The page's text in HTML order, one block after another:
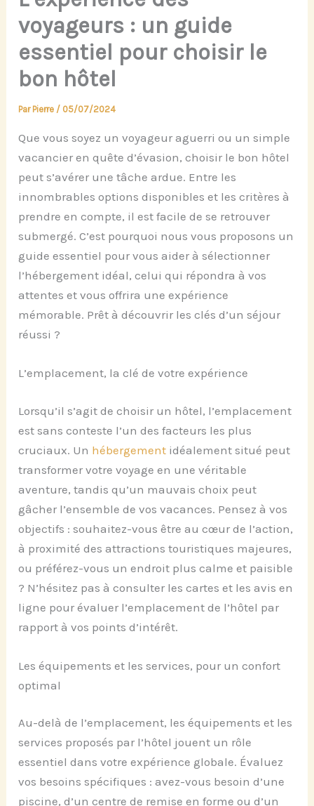
voyageurs : un guide
essentiel pour choisir le
bon hôtel
Par Pierre / 05/07/2024
Que vous soyez un voyageur aguerri ou un simple
vacancier en quête d’évasion, choisir le bon hôtel
peut s’avérer une tâche ardue. Entre les
innombrables options disponibles et les critères à
prendre en compte, il est facile de se retrouver
submergé. C’est pourquoi nous vous proposons un
guide essentiel pour vous aider à sélectionner
l’hébergement idéal, celui qui répondra à vos
attentes et vous offrira une expérience
mémorable. Prêt à découvrir les clés d’un séjour
réussi ?
L’emplacement, la clé de votre expérience
Lorsqu’il s’agit de choisir un hôtel, l’emplacement
est sans conteste l’un des facteurs les plus
cruciaux. Un hébergement idéalement situé peut
transformer votre voyage en une véritable
aventure, tandis qu’un mauvais choix peut
gâcher l’ensemble de vos vacances. Pensez à vos
objectifs : souhaitez-vous être au cœur de l’action,
à proximité des attractions touristiques majeures,
ou préférez-vous un endroit plus calme et paisible
? N’hésitez pas à consulter les cartes et les avis en
ligne pour évaluer l’emplacement de l’hôtel par
rapport à vos points d’intérêt.
Les équipements et les services, pour un confort
optimal
Au-delà de l’emplacement, les équipements et les
services proposés par l’hôtel jouent un rôle
essentiel dans votre expérience globale. Évaluez
vos besoins spécifiques : avez-vous besoin d’une
piscine, d’un centre de remise en forme ou d’un